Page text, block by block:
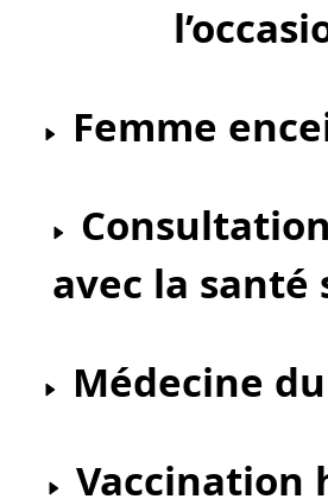
Femme
avec la santé
Médecine